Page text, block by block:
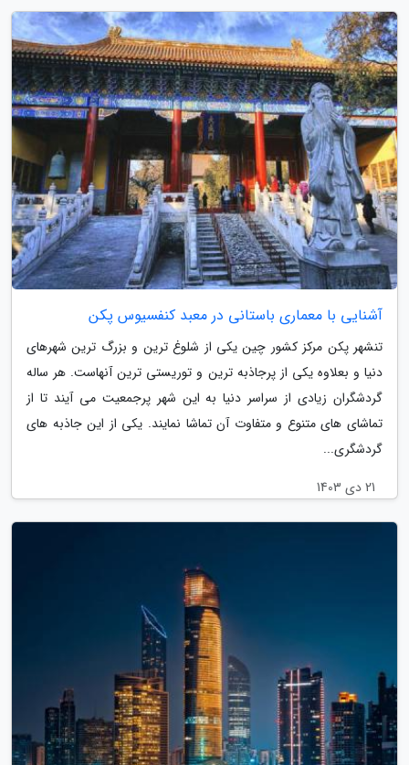
آشنایی با معماری باستانی در معبد کنفسیوس پکن
تنشهر پکن مرکز کشور چین یکی از شلوغ ترین و بزرگ ترین شهرهای
دنیا و بعلاوه یکی از پرجاذبه ترین و توریستی ترین آنهاست. هر ساله
گردشگران زیادی از سراسر دنیا به این شهر پرجمعیت می آیند تا از
تماشای های متنوع و متفاوت آن تماشا نمایند. یکی از این جاذبه های
گردشگری...
21 دی 1403